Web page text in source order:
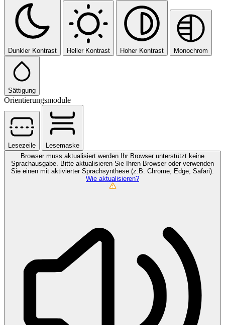
Dunkler Kontrast Heller Kontrast Hoher Kontrast Monochrom
Sättigung
Orientierungsmodule
Lesezeile
Lesemaske
Browser muss aktualisiert werden
Ihr Browser unterstützt keine
Sprachausgabe. Bitte aktualisieren Sie Ihren Browser oder verwenden
Sie einen mit aktivierter Sprachsynthese (z.B. Chrome, Edge, Safari).
Wie aktualisieren?